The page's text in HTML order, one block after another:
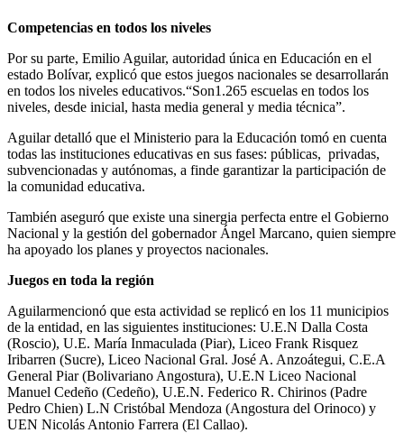
Competencias en todos los niveles
Por su parte, Emilio Aguilar, autoridad única en Educación en el
estado Bolívar, explicó que estos juegos nacionales se desarrollarán
en todos los niveles educativos.“Son1.265 escuelas en todos los
niveles, desde inicial, hasta media general y media técnica”.
Aguilar detalló que el Ministerio para la Educación tomó en cuenta
todas las instituciones educativas en sus fases: públicas, privadas,
subvencionadas y autónomas, a finde garantizar la participación de
la comunidad educativa.
También aseguró que existe una sinergia perfecta entre el Gobierno
Nacional y la gestión del gobernador Ángel Marcano, quien siempre
ha apoyado los planes y proyectos nacionales.
Juegos en toda la región
Aguilarmencionó que esta actividad se replicó en los 11 municipios
de la entidad, en las siguientes instituciones: U.E.N Dalla Costa
(Roscio), U.E. María Inmaculada (Piar), Liceo Frank Risquez
Iribarren (Sucre), Liceo Nacional Gral. José A. Anzoátegui, C.E.A
General Piar (Bolivariano Angostura), U.E.N Liceo Nacional
Manuel Cedeño (Cedeño), U.E.N. Federico R. Chirinos (Padre
Pedro Chien) L.N Cristóbal Mendoza (Angostura del Orinoco) y
UEN Nicolás Antonio Farrera (El Callao).